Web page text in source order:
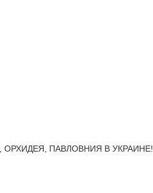
ОРХИДЕЯ, ПАВЛОВНИЯ В УКРАИНЕ!